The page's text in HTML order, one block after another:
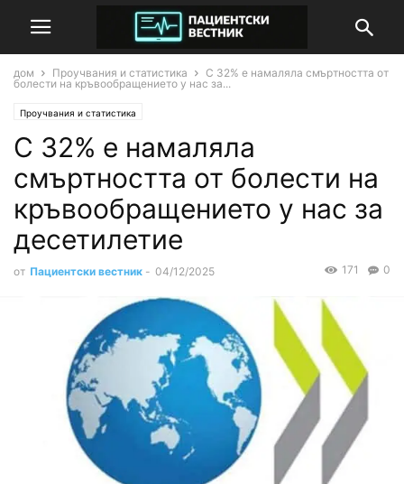
дом Проучвания и статистика
С 32% е намаляла смъртността от
болести на кръвообращението у нас за...
Проучвания и статистика
С 32% е намаляла
смъртността от болести на
кръвообращението у нас за
десетилетие
от Пациентски вестник - 04/12/2025 0
171